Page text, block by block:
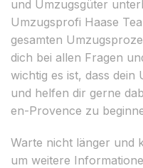
und Umzugsgüter
Umzugsprofi Haase
gesamten
dich bei allen Fragen
wichtig es ist, dass
und helfen dir gerne
en-Provence zu
Warte nicht länger und
um weitere